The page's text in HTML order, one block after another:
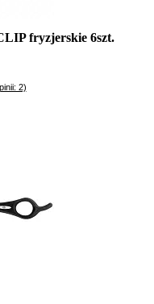
fryzjerskie 6szt.
24h)
2)